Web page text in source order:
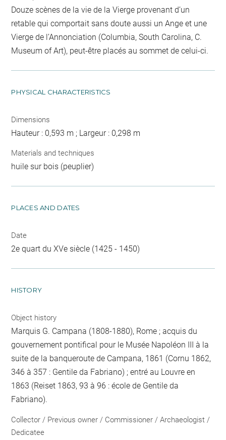
Douze scènes de la vie de la Vierge provenant d’un
retable qui comportait sans doute aussi un Ange et une
Vierge de l’Annonciation (Columbia, South Carolina, C.
Museum of Art), peut-être placés au sommet de celui-ci.
PHYSICAL CHARACTERISTICS
Dimensions
Hauteur : 0,593 m ; Largeur : 0,298 m
Materials and techniques
huile sur bois (peuplier)
PLACES AND DATES
Date
2e quart du XVe siècle (1425 - 1450)
HISTORY
Object history
Marquis G. Campana (1808-1880), Rome ; acquis du
gouvernement pontifical pour le Musée Napoléon III à la
suite de la banqueroute de Campana, 1861 (Cornu 1862,
346 à 357 : Gentile da Fabriano) ; entré au Louvre en
1863 (Reiset 1863, 93 à 96 : école de Gentile da
Fabriano).
Collector / Previous owner / Commissioner / Archaeologist /
Dedicatee